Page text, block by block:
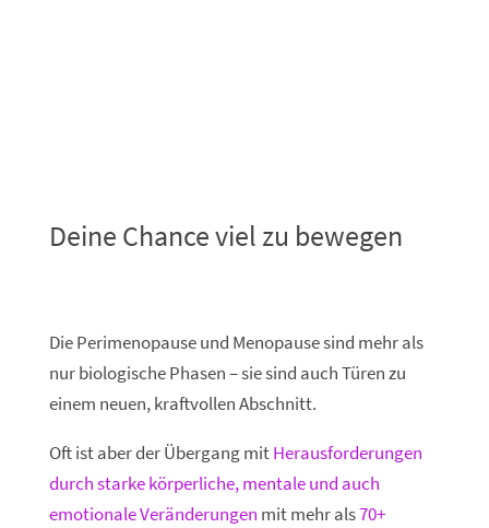
Deine Chance viel zu bewegen
Die Perimenopause und Menopause sind mehr als
nur biologische Phasen – sie sind auch Türen zu
einem neuen, kraftvollen Abschnitt.
Oft ist aber der Übergang mitHerausforderungen
durch starke körperliche, mentale und auch
emotionale Veränderungen mit mehr als70+